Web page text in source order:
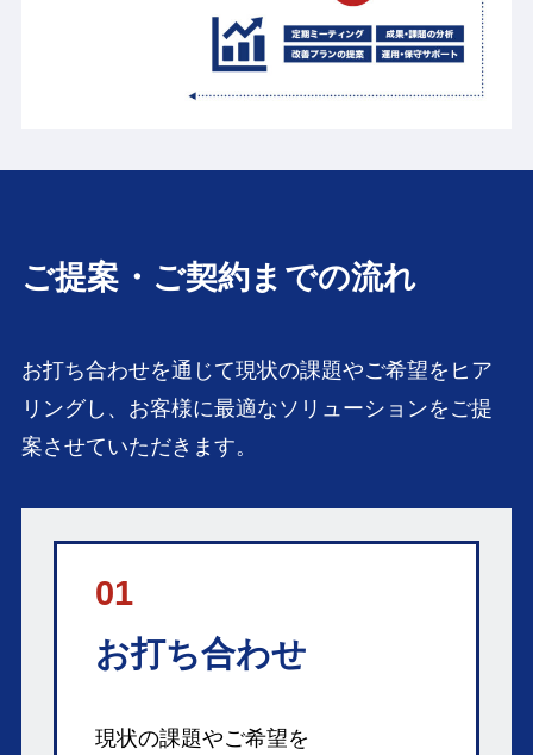
ご提案・ご契約までの流れ
お打ち合わせを通じて現状の課題やご希望をヒア
リングし、お客様に最適なソリューションをご提
案させていただきます。
01
お打ち合わせ
現状の課題やご希望を